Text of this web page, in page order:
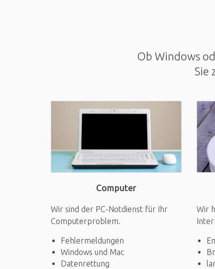
Ob Windows
Sie
Computer
Wir sind der PC-Notdienst für Ihr
Computerproblem.
Fehlermeldungen
Windows und Mac
Datenrettung
Wir